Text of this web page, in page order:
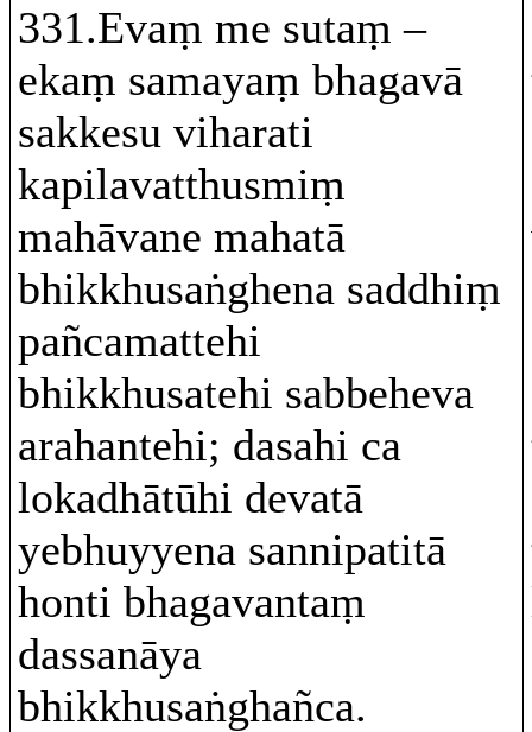
331.Evaṃ me sutaṃ –
ekaṃ samayaṃ bhagavā
sakkesu viharati
kapilavatthusmiṃ
mahāvane mahatā
bhikkhusaṅghena saddhiṃ
pañcamattehi
bhikkhusatehi sabbeheva
arahantehi; dasahi ca
lokadhātūhi devatā
yebhuyyena sannipatitā
honti bhagavantaṃ
dassanāya
bhikkhusaṅghañca.